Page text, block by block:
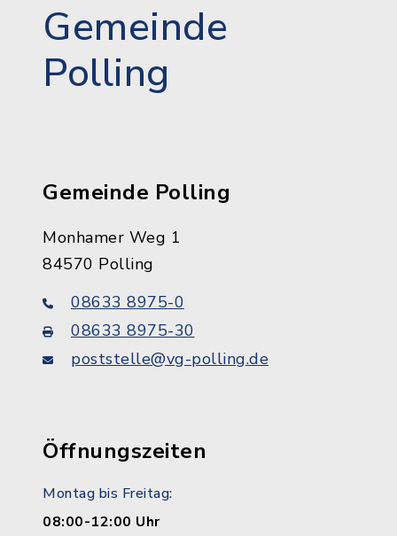
Gemeinde
Polling
Gemeinde Polling
Monhamer Weg 1
84570 Polling
08633 8975-0
08633 8975-30
poststelle@vg-polling.de
Öffnungszeiten
Montag bis Freitag:
08:00-12:00 Uhr